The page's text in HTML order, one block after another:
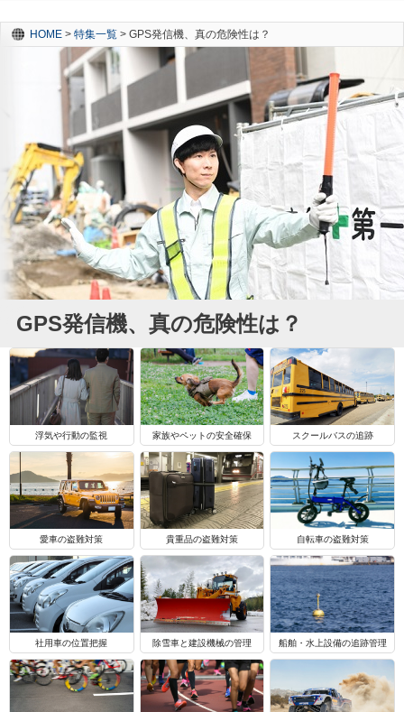
HOME > 特集一覧 > GPS発信機、真の危険性は？
GPS発信機、真の危険性は？
浮気や行動の監視 家族やペットの安全確保 スクールバスの追跡
愛車の盗難対策 貴重品の盗難対策 自転車の盗難対策
社用車の位置把握 除雪車と建設機械の管理 船舶・水上設備の追跡管理